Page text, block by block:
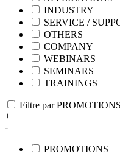
INDUSTRY
SERVICE /
OTHERS
COMPANY
WEBINARS
SEMINARS
TRAININGS
Filtre par PROMOTIONS
+
-
PROMOTIONS